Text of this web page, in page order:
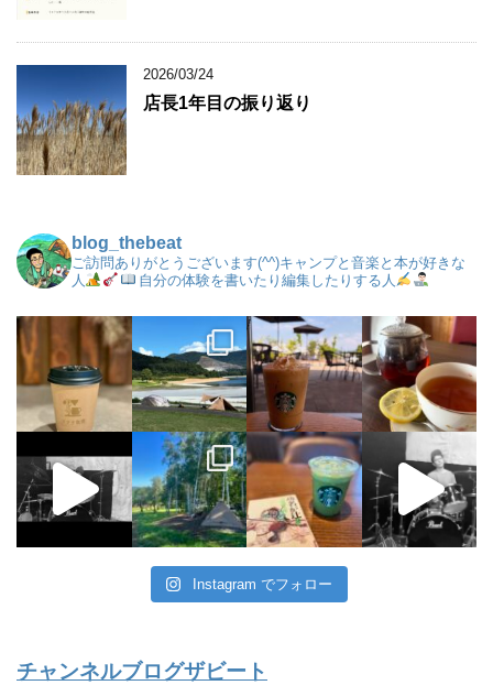
2026/03/24
店長1年目の振り返り
blog_thebeat
ご訪問ありがとうございます(^^)キャンプと音楽と本が好きな
人
自分の体験を書いたり編集したりする人
Instagram でフォロー
チャンネルブログザビート